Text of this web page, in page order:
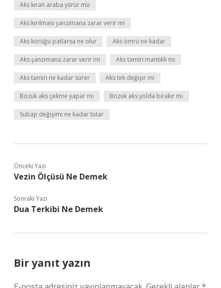
Aks kıran araba yürür mü
Aks kırılması şanzımana zarar verir mi
Aks körüğü patlarsa ne olur Aks ömrü ne kadar
Aks şanzımana zarar verir mi Aks tamiri mantıklı mı
Aks tamiri ne kadar sürer Aks tek değişir mi
Bozuk aks çekme yapar mı Bozuk aks yolda bırakır mı
Subap değişimi ne kadar tutar
Önceki Yazı
Vezin Ölçüsü Ne Demek
Sonraki Yazı
Dua Terkibi Ne Demek
Bir yanıt yazın